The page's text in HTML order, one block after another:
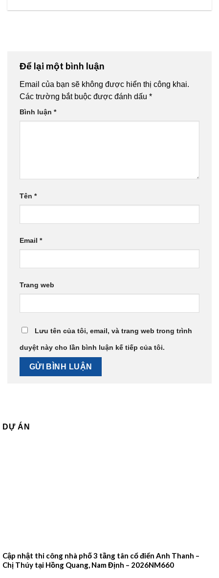
Để lại một bình luận
Email của bạn sẽ không được hiển thị công khai.
Các trường bắt buộc được đánh dấu *
Bình luận *
Tên *
Email *
Trang web
Lưu tên của tôi, email, và trang web trong trình
duyệt này cho lần bình luận kế tiếp của tôi.
DỰ ÁN
Cập nhật thi công nhà phố 3 tầng tân cổ điển Anh Thanh –
Chị Thúy tại Hồng Quang, Nam Định – 2026NM660